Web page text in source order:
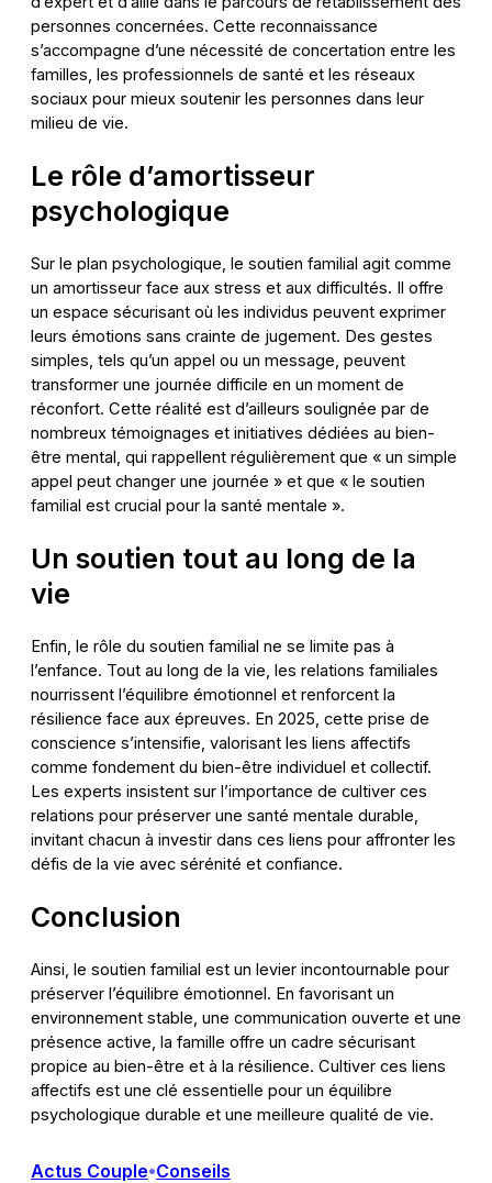
personnes concernées. Cette reconnaissance
s’accompagne d’une nécessité de concertation entre les
familles, les professionnels de santé et les réseaux
sociaux pour mieux soutenir les personnes dans leur
milieu de vie.
Le rôle d’amortisseur
psychologique
Sur le plan psychologique, le soutien familial agit comme
un amortisseur face aux stress et aux difficultés. Il offre
un espace sécurisant où les individus peuvent exprimer
leurs émotions sans crainte de jugement. Des gestes
simples, tels qu’un appel ou un message, peuvent
transformer une journée difficile en un moment de
réconfort. Cette réalité est d’ailleurs soulignée par de
nombreux témoignages et initiatives dédiées au bien-
être mental, qui rappellent régulièrement que « un simple
appel peut changer une journée » et que « le soutien
familial est crucial pour la santé mentale ».
Un soutien tout au long de la
vie
Enfin, le rôle du soutien familial ne se limite pas à
l’enfance. Tout au long de la vie, les relations familiales
nourrissent l’équilibre émotionnel et renforcent la
résilience face aux épreuves. En 2025, cette prise de
conscience s’intensifie, valorisant les liens affectifs
comme fondement du bien-être individuel et collectif.
Les experts insistent sur l’importance de cultiver ces
relations pour préserver une santé mentale durable,
invitant chacun à investir dans ces liens pour affronter les
défis de la vie avec sérénité et confiance.
Conclusion
Ainsi, le soutien familial est un levier incontournable pour
préserver l’équilibre émotionnel. En favorisant un
environnement stable, une communication ouverte et une
présence active, la famille offre un cadre sécurisant
propice au bien-être et à la résilience. Cultiver ces liens
affectifs est une clé essentielle pour un équilibre
psychologique durable et une meilleure qualité de vie.
Actus Couple•Conseils